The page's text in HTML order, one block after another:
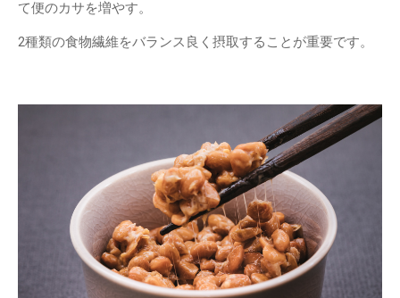
て便のカサを増やす。
2種類の食物繊維をバランス良く摂取することが重要です。